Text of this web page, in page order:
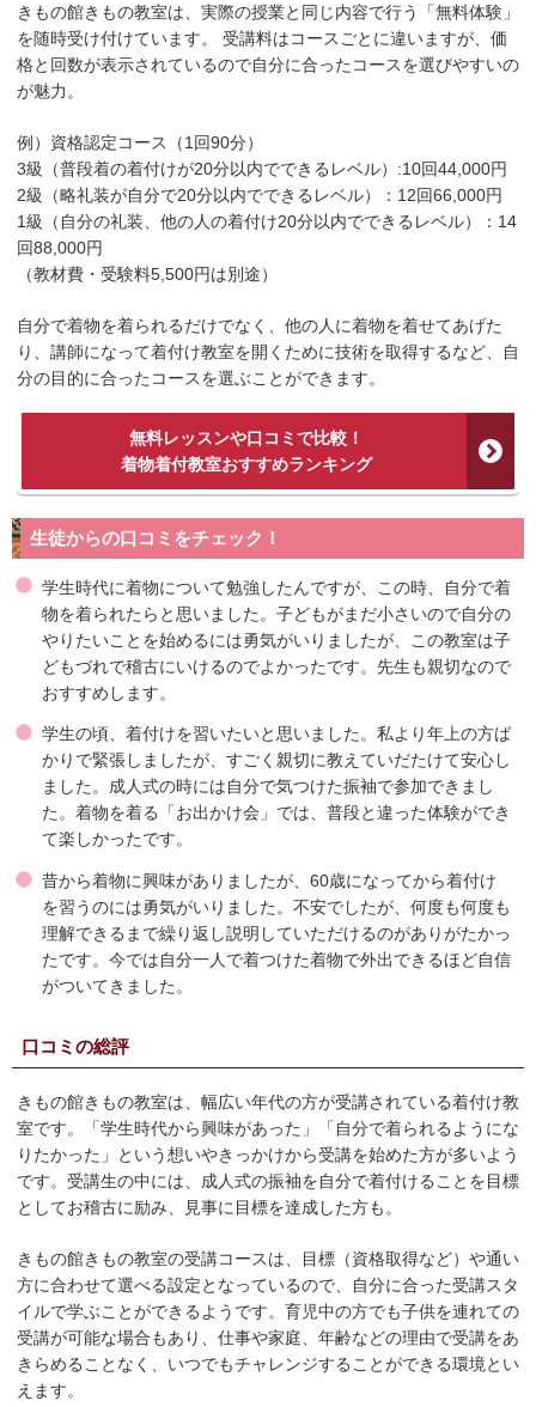
きもの館きもの教室は、実際の授業と同じ内容で行う「無料体験」
を随時受け付けています。 受講料はコースごとに違いますが、価
格と回数が表示されているので自分に合ったコースを選びやすいの
が魅力。
例）資格認定コース（1回90分）
3級（普段着の着付けが20分以内でできるレベル）:10回44,000円
2級（略礼装が自分で20分以内でできるレベル）：12回66,000円
1級（自分の礼装、他の人の着付け20分以内でできるレベル）：14
回88,000円
（教材費・受験料5,500円は別途）
自分で着物を着られるだけでなく、他の人に着物を着せてあげた
り、講師になって着付け教室を開くために技術を取得するなど、自
分の目的に合ったコースを選ぶことができます。
無料レッスンや口コミで比較！
着物着付教室おすすめランキング
生徒からの口コミをチェック！
学生時代に着物について勉強したんですが、この時、自分で着
物を着られたらと思いました。子どもがまだ小さいので自分の
やりたいことを始めるには勇気がいりましたが、この教室は子
どもづれで稽古にいけるのでよかったです。先生も親切なので
おすすめします。
学生の頃、着付けを習いたいと思いました。私より年上の方ば
かりで緊張しましたが、すごく親切に教えていだたけて安心し
ました。成人式の時には自分で気つけた振袖で参加できまし
た。着物を着る「お出かけ会」では、普段と違った体験ができ
て楽しかったです。
昔から着物に興味がありましたが、60歳になってから着付け
を習うのには勇気がいりました。不安でしたが、何度も何度も
理解できるまで繰り返し説明していただけるのがありがたかっ
たです。今では自分一人で着つけた着物で外出できるほど自信
がついてきました。
口コミの総評
きもの館きもの教室は、幅広い年代の方が受講されている着付け教
室です。「学生時代から興味があった」「自分で着られるようにな
りたかった」という想いやきっかけから受講を始めた方が多いよう
です。受講生の中には、成人式の振袖を自分で着付けることを目標
としてお稽古に励み、見事に目標を達成した方も。
きもの館きもの教室の受講コースは、目標（資格取得など）や通い
方に合わせて選べる設定となっているので、自分に合った受講スタ
イルで学ぶことができるようです。育児中の方でも子供を連れての
受講が可能な場合もあり、仕事や家庭、年齢などの理由で受講をあ
きらめることなく、いつでもチャレンジすることができる環境とい
えます。